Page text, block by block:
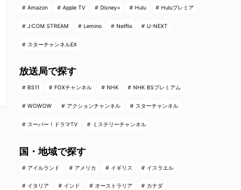
Amazon Apple TV Disney+ Hulu Huluプレミア
J:COM STREAM Lemino Netflix U-NEXT
スターチャンネルEX
放送局で探す
BS11 FOXチャンネル NHK NHK BSプレミアム
WOWOW アクションチャンネル スターチャンネル
スーパー！ドラマTV ミステリーチャンネル
国・地域で探す
アイルランド アメリカ イギリス イスラエル
イタリア インド オーストラリア カナダ